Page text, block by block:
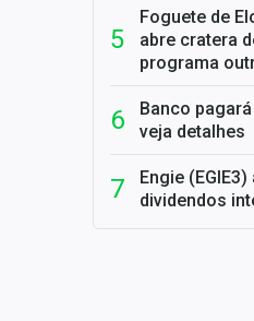
Foguete de
abre cratera
programa
Banco
veja detalhes
Engie
dividendos